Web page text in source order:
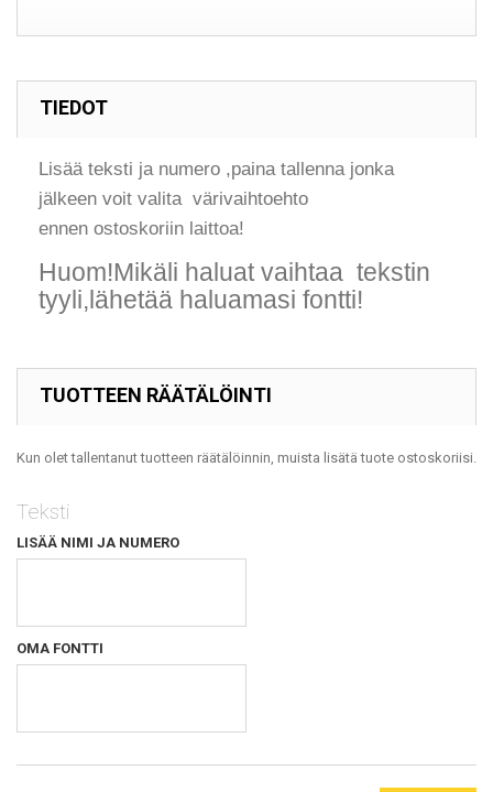
TIEDOT
Lisää teksti ja numero ,paina tallenna jonka
jälkeen voit valita värivaihtoehto
ennen ostoskoriin laittoa!
Huom!Mikäli haluat vaihtaa tekstin
tyyli,lähetää haluamasi fontti!
TUOTTEEN RÄÄTÄLÖINTI
Kun olet tallentanut tuotteen räätälöinnin, muista lisätä tuote ostoskoriisi.
Teksti
LISÄÄ NIMI JA NUMERO
OMA FONTTI